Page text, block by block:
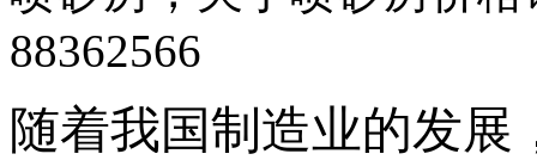
88362566
随着我国制造业的发